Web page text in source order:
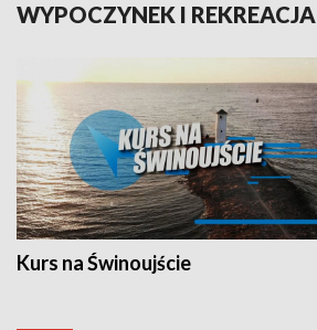
WYPOCZYNEK I REKREACJA
Kurs na Świnoujście